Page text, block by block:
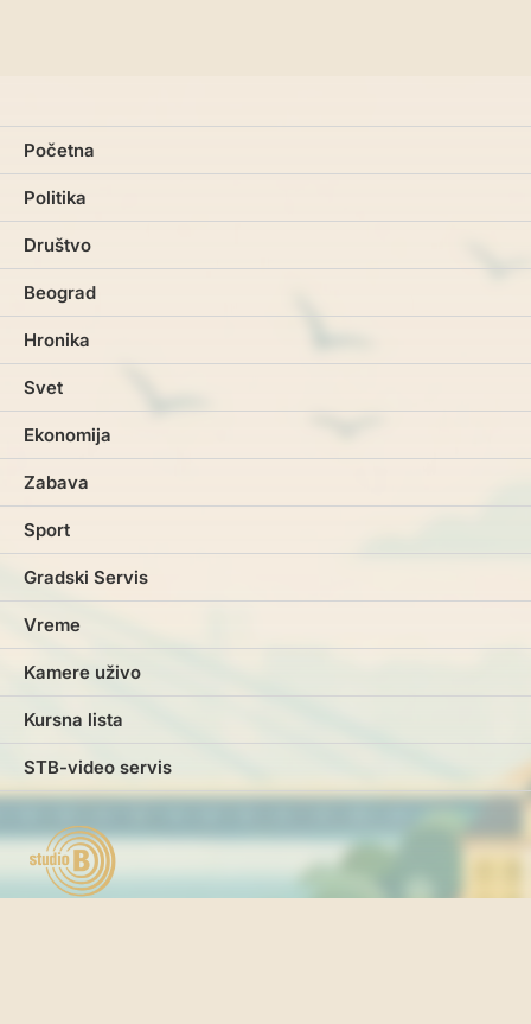
Početna
Politika
Društvo
Beograd
Hronika
Svet
Ekonomija
Zabava
Sport
Gradski Servis
Vreme
Kamere uživo
Kursna lista
STB-video servis